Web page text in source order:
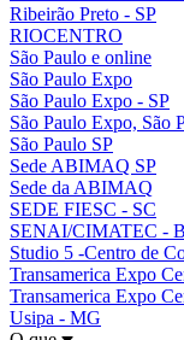
Ribeirão Preto - SP
RIOCENTRO
São Paulo e online
São Paulo Expo
São Paulo Expo - SP
São Paulo Expo, São
São Paulo SP
Sede ABIMAQ SP
Sede da ABIMAQ
SEDE FIESC - SC
SENAI/CIMATEC -
Studio 5 -Centro de
Transamerica Expo
Transamerica Expo
Usipa - MG